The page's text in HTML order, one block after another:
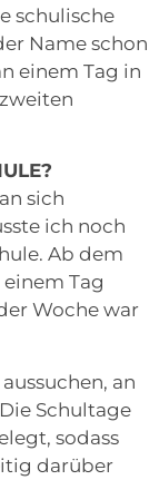
schulische
Name schon
einem Tag in
sich
ich noch
Ab dem
Tag
Woche war
an
Schultage
sodass
darüber